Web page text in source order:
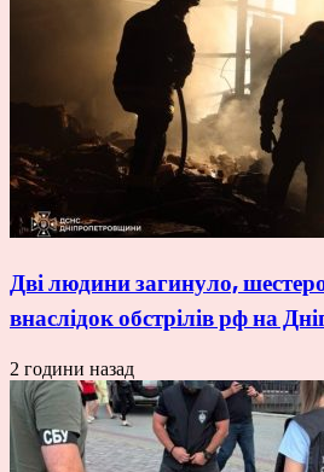
Дві людини загинуло,
внаслідок обстрілів рф на
2 години назад